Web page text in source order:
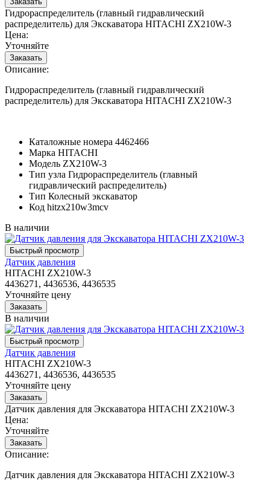
Гидрораспределитель (главный гидравлический
распределитель) для Экскаватора HITACHI ZX210W-3
Цена:
Уточняйте
Описание:
Гидрораспределитель (главный гидравлический
распределитель) для Экскаватора HITACHI ZX210W-3
Каталожные номера 4462466
Марка HITACHI
Модель ZX210W-3
Тип узла Гидрораспределитель (главный
гидравлический распределитель)
Тип Колесный экскаватор
Код hitzx210w3mcv
В наличии
Датчик давления
HITACHI ZX210W-3
4436271, 4436536, 4436535
Уточняйте цену
В наличии
Датчик давления
HITACHI ZX210W-3
4436271, 4436536, 4436535
Уточняйте цену
Датчик давления для Экскаватора HITACHI ZX210W-3
Цена:
Уточняйте
Описание:
Датчик давления для Экскаватора HITACHI ZX210W-3